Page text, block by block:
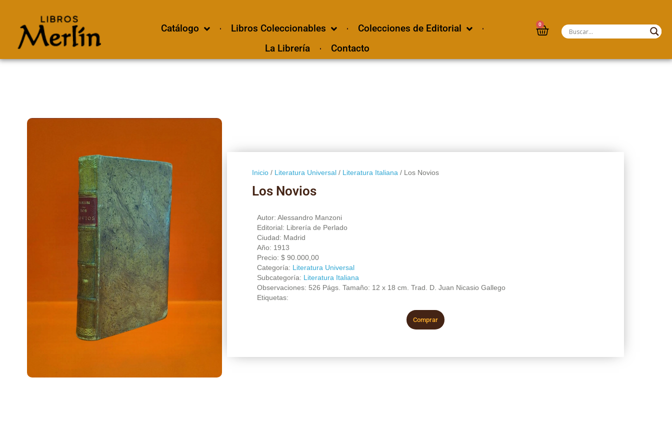
Catálogo Libros Coleccionables
Colecciones de Editorial
La Librería
Contacto
0
Inicio/ Literatura Universal/ Literatura Italiana / Los Novios
Los Novios
Autor: Alessandro Manzoni
Editorial: Librería de Perlado
Ciudad: Madrid
Año: 1913
Precio: $90.000,00
Categoría: Literatura Universal
Subcategoría: Literatura Italiana
Observaciones: 526 Págs. Tamaño: 12 x 18 cm. Trad. D. Juan Nicasio Gallego
Etiquetas:
Comprar